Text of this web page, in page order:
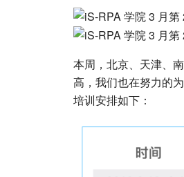
本周，北京、天津、
高，我们也在努力的
培训安排如下：